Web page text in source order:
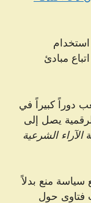
مبادئ
دوراً كبيراً في
يصل إلى
الآراء الشرعية
منع بدلاً
فتاوى حول